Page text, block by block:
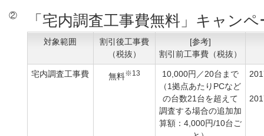
② 「宅内調査工事費無料」キャン
対象範囲
割引後工事費
（税抜）
[参考]
割引前工事費（税抜）
宅内調査工事費 無料※13
10,000円／20台まで
（1拠点あたりPCなど
の台数21台を超えて
調査する場合の追加加
算額：4,000円/10台ご